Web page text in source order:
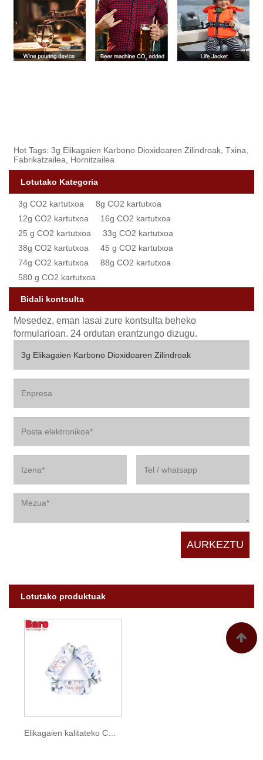
Hot Tags: 3g Elikagaien Karbono Dioxidoaren Zilindroak, Txina,
Fabrikatzailea, Hornitzailea
Lotutako Kategoria
3g CO2 kartutxoa
8g CO2 kartutxoa
12g CO2 kartutxoa
16g CO2 kartutxoa
25 g CO2 kartutxoa
33g CO2 kartutxoa
38g CO2 kartutxoa
45 g CO2 kartutxoa
74g CO2 kartutxoa
88g CO2 kartutxoa
580 g CO2 kartutxoa
Bidali kontsulta
Mesedez, eman lasai zure kontsulta beheko
formularioan. 24 ordutan erantzungo dizugu.
Lotutako produktuak
Elikagaien kalitateko CO2 kartutxoak Seltzer uretarako